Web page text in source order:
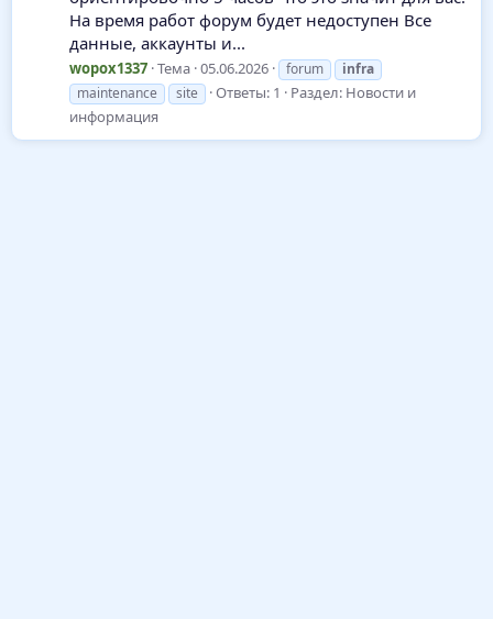
На время работ форум будет недоступен Все
данные, аккаунты и...
wopox1337 Тема 05.06.2026 forum
infra
maintenance
site Ответы: 1 Раздел: Новости и
информация